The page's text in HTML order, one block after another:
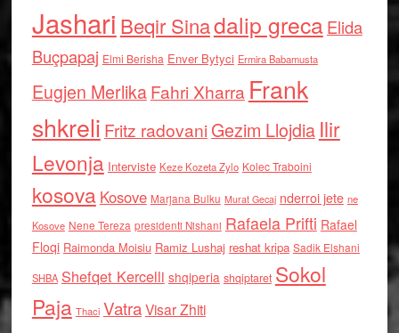
Jashari Beqir Sinadalip grecaElida
Buçpapaj Elmi Berisha Enver Bytyci Ermira Babamusta
Eugjen MerlikaFahri Xharra Frank
shkreli Fritz radovaniGezim Llojdia Ilir
Levonja Interviste Keze Kozeta Zylo Kolec Traboini
kosova Kosove Marjana Bulku Murat Gecaj nderroi jete ne
Kosove Nene Tereza presidenti Nishani Rafaela Prifti Rafael
Floqi Raimonda Moisiu Ramiz Lushaj reshat kripa Sadik Elshani
SHBA Shefqet Kercelli shqiperia shqiptaret Sokol
Paja Thaci VatraVisar Zhiti